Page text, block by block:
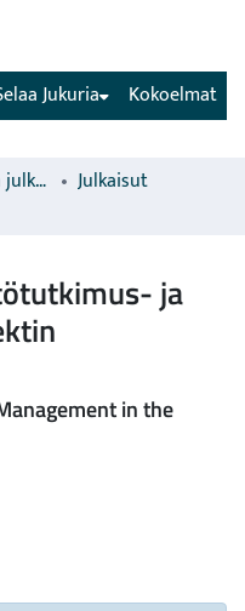
Kokoelmat
Jukuria
Luonnonvarakeskuksen julkaisut
Julkaisut
ja
in the